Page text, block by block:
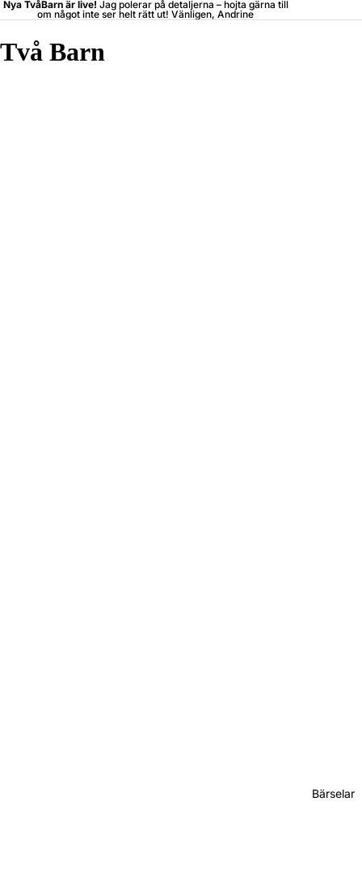
Nya TvåBarn är live! Jag polerar på detaljerna – hojta gärna till
om något inte ser helt rätt ut! Vänligen, Andrine
Två Barn
Bärselar